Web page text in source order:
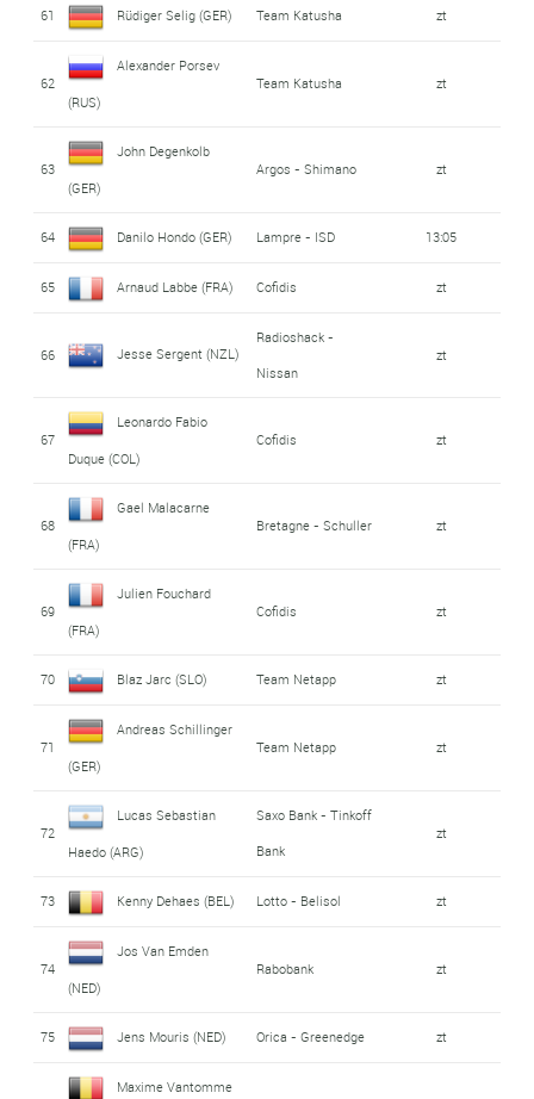
61 Rüdiger Selig (GER) Team Katusha zt
62
Alexander Porsev
(RUS)
Team Katusha zt
63
John Degenkolb
(GER)
Argos - Shimano zt
64 Danilo Hondo (GER) Lampre - ISD 13:05
65 Arnaud Labbe (FRA) Cofidis zt
66 Jesse Sergent (NZL)
Radioshack -
Nissan
zt
67
Leonardo Fabio
Duque (COL)
Cofidis zt
68
Gael Malacarne
(FRA)
Bretagne - Schuller zt
69
Julien Fouchard
(FRA)
Cofidis zt
70 Blaz Jarc (SLO) Team Netapp zt
71
Andreas Schillinger
(GER)
Team Netapp zt
72
Lucas Sebastian
Haedo (ARG)
Saxo Bank - Tinkoff
Bank
zt
73 Kenny Dehaes (BEL) Lotto - Belisol zt
74
Jos Van Emden
(NED)
Rabobank zt
75 Jens Mouris (NED) Orica - Greenedge zt
Maxime Vantomme